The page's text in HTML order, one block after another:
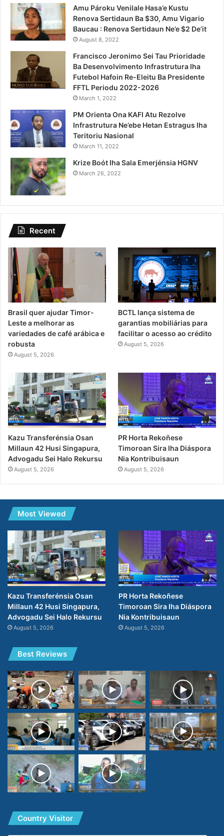
Amu Pároku Venilale Hasa’e Kustu
Renova Sertidaun Ba $30, Amu Vigario
Baucau : Renova Sertidaun Ne’e $2 De’it
August 8, 2022
Francisco Jeronimo Sei Tau Prioridade
Ba Desenvolvimento Infrastrutura Iha
Futebol Hafoin Re-Eleitu Ba Presidente
FFTL Periodu 2022-2026
March 1, 2022
PM Orienta Ona KAFI Atu Rezolve
Infrastrutura Ne’ebe Hetan Estragus Iha
Teritoriu Nasional
March 11, 2022
Krize Boót Iha Sala Emerjénsia HGNV
March 26, 2022
Recent
Brasil quer ajudar Timor-
Leste a melhorar as
variedades de café arábica e
robusta
August 5, 2026
BCTL lança sistema de
garantias mobiliárias para
facilitar o acesso ao crédito
August 5, 2026
Kazu Transferénsia Osan
Millaun 42 Husi Singapura,
Advogadu Sei Halo Rekursu
August 5, 2026
PR Horta Rekoñese
Timoroan Sira Iha Diáspora
Nia Kontribuisaun
August 5, 2026
Most Viewed
Kazu Transferénsia Osan
Millaun 42 Husi Singapura,
Advogadu Sei Halo Rekursu
August 5, 2026
PR Horta Rekoñese
Timoroan Sira Iha Diáspora
Nia Kontribuisaun
August 5, 2026
Best Reviews
Country Visitor